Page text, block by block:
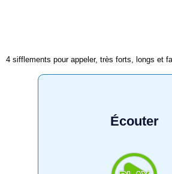
4 sifflements pour appeler, très forts, longs et
Écouter